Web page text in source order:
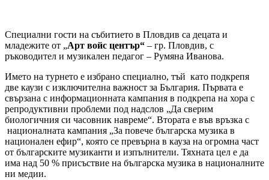
Специални гости на събитието в Пловдив са децата и
младежите от „Арт войс център“ – гр. Пловдив, с
ръководител и музикален педагог – Румяна Иванова.
Името на турнето е избрано специално, тъй като подкрепя
две каузи с изключителна важност за България. Първата е
свързана с информационната кампания в подкрепа на хора с
репродуктивни проблеми под надслов „Да сверим
биологичния си часовник навреме“. Втората е във връзка с
националната кампания „За повече българска музика в
национален ефир“, която се превърна в кауза на огромна част
от българските музиканти и изпълнители. Тяхната цел е да
има над 50 % присъствие на българска музика в националните
ни медии.